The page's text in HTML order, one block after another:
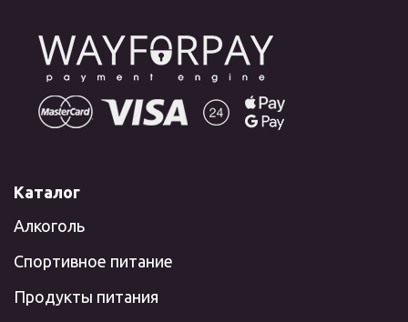
Каталог
Алкоголь
Спортивное питание
Продукты питания